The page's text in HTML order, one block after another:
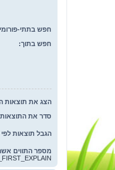
חפש בתתי-
חפש בתוך:
הצג את תוצאות
סדר את
הגבל תוצאות לפי
מספר התווים